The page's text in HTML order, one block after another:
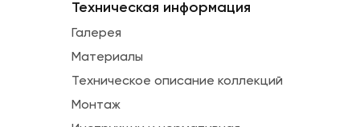
Техническая информация
Галерея
Материалы
Техническое описание коллекций
Монтаж